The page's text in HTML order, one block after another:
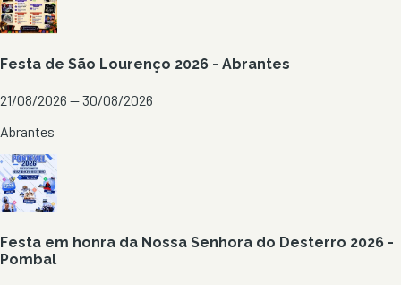
Festa de São Lourenço 2026 - Abrantes
21/08/2026 — 30/08/2026
Abrantes
Festa em honra da Nossa Senhora do Desterro 2026 -
Pombal